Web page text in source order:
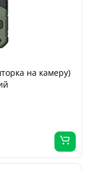
на камеру)